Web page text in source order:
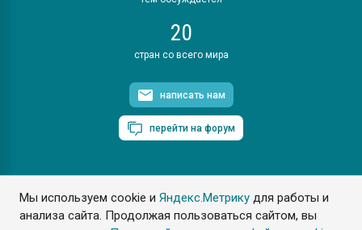
Мы используем cookie иЯндекс.Метрику для работы и
анализа сайта. Продолжая пользоваться сайтом, вы
20
стран со всего мира
написать нам
перейти на форум
ПластЭксперт © 2006. Все права защищены
Разрешается копирование материалов сайта с обязательной